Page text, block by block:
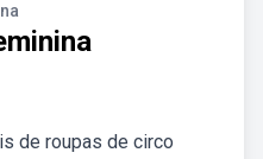
de roupas de circo